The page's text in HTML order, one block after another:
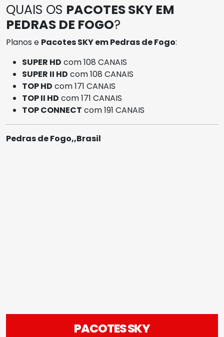
QUAIS OS PACOTES SKY EM
PEDRAS DE FOGO?
Planos e Pacotes SKY em Pedras de Fogo:
SUPER HD com 108 CANAIS
SUPER II HD com 108 CANAIS
TOP HD com 171 CANAIS
TOP II HD com 171 CANAIS
TOP CONNECT com 191 CANAIS
Pedras de Fogo,,Brasil
PACOTES SKY